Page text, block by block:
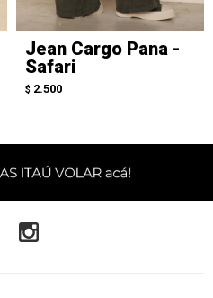
Jean Cargo Pana -
Safari
$ 2.500
